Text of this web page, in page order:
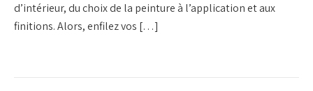
d’intérieur, du choix de la peinture à l’application et aux
finitions. Alors, enfilez vos […]